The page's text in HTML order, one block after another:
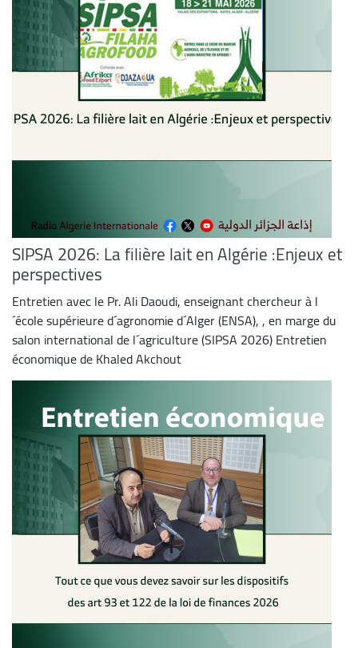
SIPSA 2026: La filière lait en Algérie :Enjeux et
perspectives
Entretien avec le Pr. Ali Daoudi, enseignant chercheur à l
´école supérieure d´agronomie d´Alger (ENSA), , en marge du
salon international de l´agriculture (SIPSA 2026) Entretien
économique de Khaled Akchout